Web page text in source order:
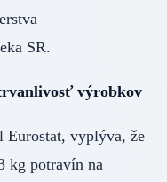
SR.
výrobkov
Eurostat, vyplýva, že
kg potravín na